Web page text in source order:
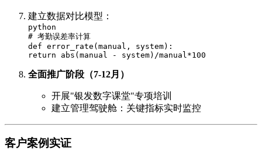
建立数据对比模型：
python
# 考勤误差率计算
def error_rate(manual, system):
return abs(manual - system)/manual*100
全面推广阶段（7-12月）
开展"银发数字课堂"专项培训
建立管理驾驶舱：关键指标实时监控
客户案例实证